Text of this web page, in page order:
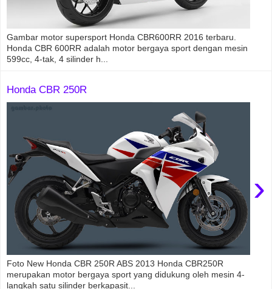
Gambar motor supersport Honda CBR600RR 2016 terbaru.
Honda CBR 600RR adalah motor bergaya sport dengan mesin
599cc, 4-tak, 4 silinder h...
Honda CBR 250R
›
Foto New Honda CBR 250R ABS 2013 Honda CBR250R
merupakan motor bergaya sport yang didukung oleh mesin 4-
langkah satu silinder berkapasit...